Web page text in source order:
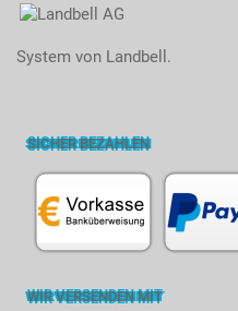
System von Landbell.
SICHER BEZAHLEN
WIR VERSENDEN MIT